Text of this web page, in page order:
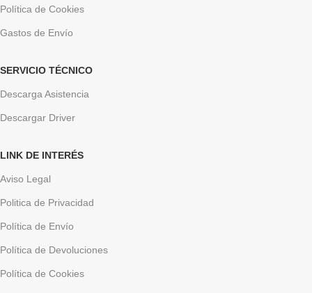
Política de Cookies
Gastos de Envío
SERVICIO TÉCNICO
Descarga Asistencia
Descargar Driver
LINK DE INTERÉS
Aviso Legal
Politica de Privacidad
Política de Envío
Política de Devoluciones
Política de Cookies